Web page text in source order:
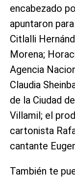
encabezado
apuntaron
Citlalli
Morena;
Agencia
Claudia
de la Ciudad
Villamil; el
cartonista
cantante
También te